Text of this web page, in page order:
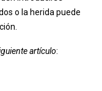
o la herida puede
artículo: